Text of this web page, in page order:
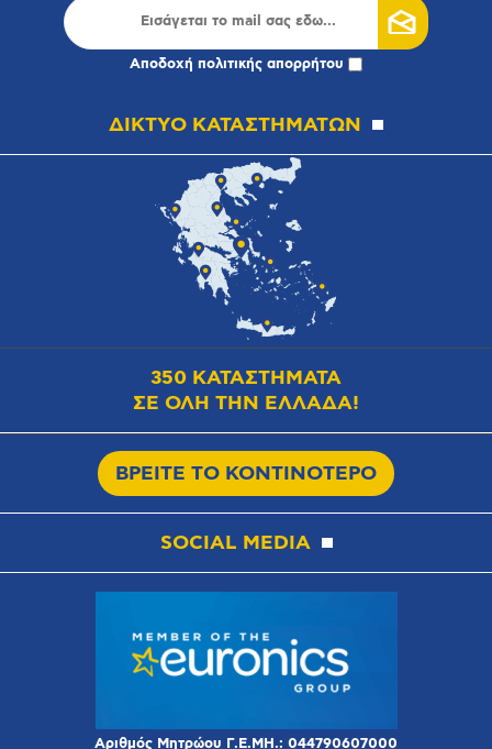
Αποδοχή πολιτικής απορρήτου
ΔΙΚΤΥΟ ΚΑΤΑΣΤΗΜΑΤΩΝ
350 ΚΑΤΑΣΤΗΜΑΤΑ
ΣΕ ΟΛΗ ΤΗΝ ΕΛΛΑΔΑ!
ΒΡΕΙΤΕ ΤΟ ΚΟΝΤΙΝΟΤΕΡΟ
SOCIAL MEDIA